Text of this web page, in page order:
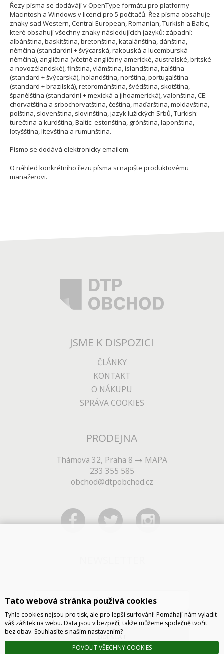
Řezy písma se dodávájí v OpenType formátu pro platformy
Macintosh a Windows v licenci pro 5 počítačů. Řez písma obsahuje
znaky sad Western, Central European, Romanian, Turkish a Baltic,
které obsahují všechny znaky následujících jazyků: západní:
albánština, baskitština, bretonština, katalánština, dánština,
němčina (standardní + švýcarská, rakouská a lucemburská
němčina), angličtina (včetně angličtiny americké, australské, britské
a novozélandské), finština, vlámština, islandština, italština
(standard + švýcarská), holandština, norština, portugalština
(standard + brazilská), retorománština, švédština, skotština,
španělština (standardní + mexická a jihoamerická), valonština, CE:
chorvatština a srbochorvatština, čeština, maďarština, moldavština,
polština, slovenština, slovinština, jazyk lužických Srbů, Turkish:
turečtina a kurdština, Baltic: estonština, grónština, laponština,
lotyšština, litevština a rumunština.
Písmo se dodává elektronicky emailem.
O náhled konkrétního řezu písma si napište produktovému
manažerovi.
JSME K DISPOZICI
ČLÁNKY
KONTAKT
O NÁKUPU
SPRÁVA COOKIES
PRODEJNA
Thámova 32, Praha 8
MAPA
233 355 585
obchod@dtpobchod.cz
ODESLAT
Tato webová stránka používá cookies
Tyhle cookies nejsou pro tisk, ale pro lepší surfování! Pomáhají nám vyladit
váš zážitek na webu. Data jsou v bezpečí, takže můžeme společně tvořit
bez obav. Souhlasíte s naším nastavením?
POVOLIT VŠECHNY COOKIES